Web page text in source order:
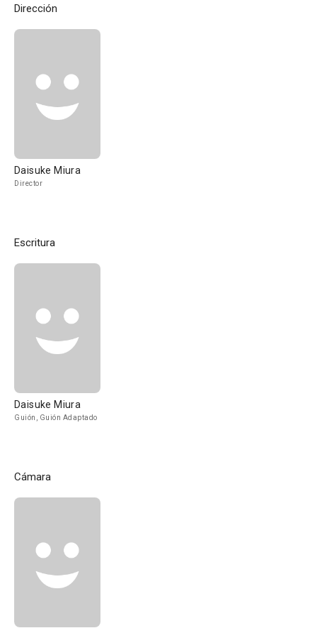
Dirección
Daisuke Miura
Director
Escritura
Daisuke Miura
Guión, Guión Adaptado
Cámara